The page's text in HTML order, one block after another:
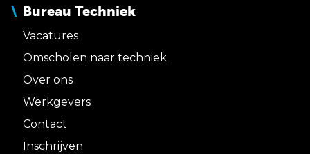
Bureau Techniek
Vacatures
Omscholen naar techniek
Over ons
Werkgevers
Contact
Inschrijven